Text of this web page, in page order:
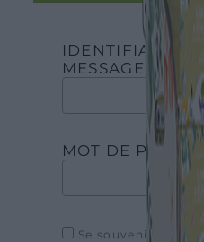
IDENTIFIANT
MESSAGERIE
MOT DE PASSE
Se souvenir de moi